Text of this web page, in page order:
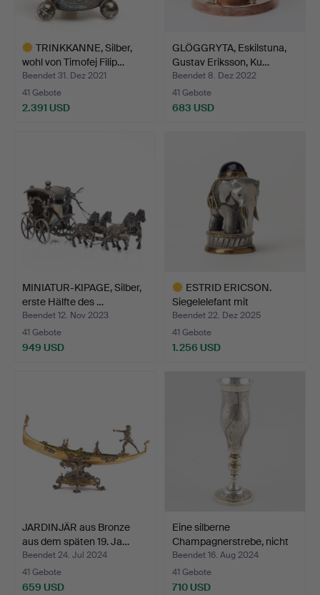
TRINKKANNE, Silber,
wohl von Timofej Filip…
Beendet 31. Dez 2021
41 Gebote
2.391 USD
GLÖGGRYTA, Eskilstuna,
Gustav Eriksson, Ku…
Beendet 8. Dez 2022
41 Gebote
683 USD
MINIATUR-KIPAGE, Silber,
erste Hälfte des …
Beendet 12. Nov 2023
41 Gebote
949 USD
ESTRID ERICSON.
Siegelelefant mit
Amethyst…
Beendet 22. Dez 2025
41 Gebote
1.256 USD
JARDINJÄR aus Bronze
aus dem späten 19. Ja…
Beendet 24. Jul 2024
41 Gebote
659 USD
Eine silberne
Champagnerstrebe, nicht
iden…
Beendet 16. Aug 2024
41 Gebote
710 USD